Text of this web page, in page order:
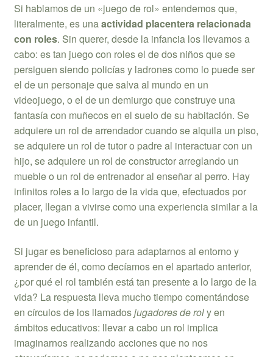
Si hablamos de un «juego de rol» entendemos que,
literalmente, es unaactividad placentera relacionada
con roles. Sin querer, desde la infancia los llevamos a
cabo: es tan juego con roles el de dos niños que se
persiguen siendo policías y ladrones como lo puede ser
el de un personaje que salva al mundo en un
videojuego, o el de un demiurgo que construye una
fantasía con muñecos en el suelo de su habitación. Se
adquiere un rol de arrendador cuando se alquila un piso,
se adquiere un rol de tutor o padre al interactuar con un
hijo, se adquiere un rol de constructor arreglando un
mueble o un rol de entrenador al enseñar al perro. Hay
infinitos roles a lo largo de la vida que, efectuados por
placer, llegan a vivirse como una experiencia similar a la
de un juego infantil.
Si jugar es beneficioso para adaptarnos al entorno y
aprender de él, como decíamos en el apartado anterior,
¿por qué el rol también está tan presente a lo largo de la
vida? La respuesta lleva mucho tiempo comentándose
en círculos de los llamadosjugadores de roly en
ámbitos educativos: llevar a cabo un rol implica
imaginarnos realizando acciones que no nos